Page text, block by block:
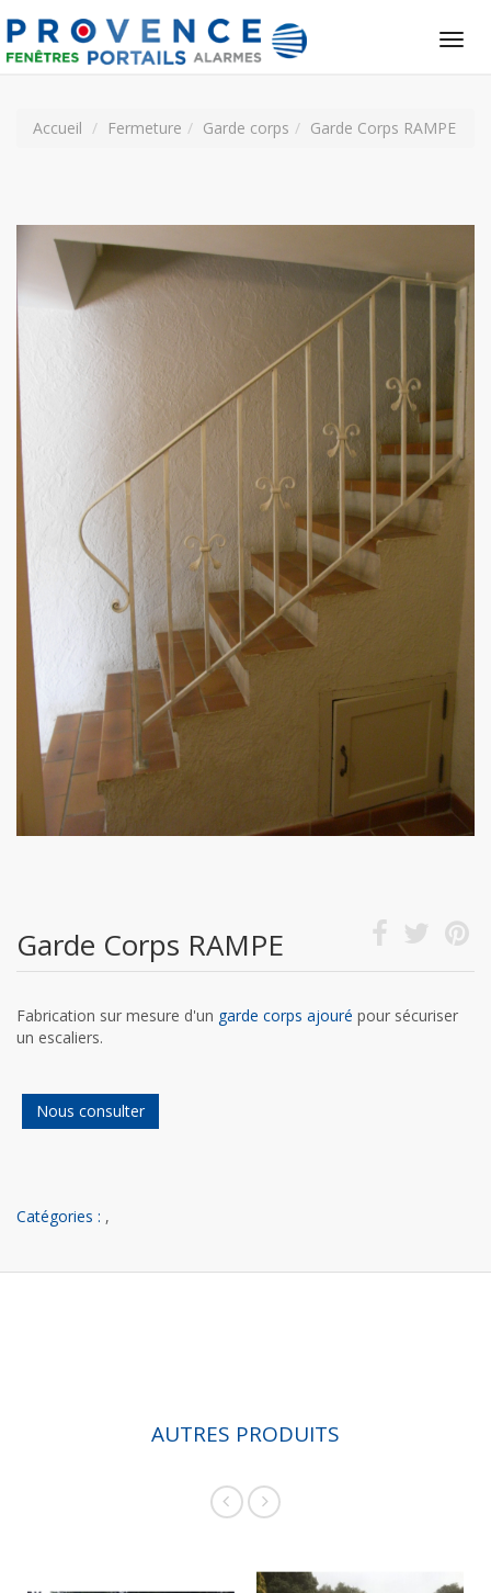
Accueil Fermeture Garde corps Garde Corps RAMPE
Garde Corps RAMPE
Fabrication sur mesure d'un garde corps ajouré pour sécuriser
un escaliers.
Nous consulter
Catégories : ,
AUTRES PRODUITS